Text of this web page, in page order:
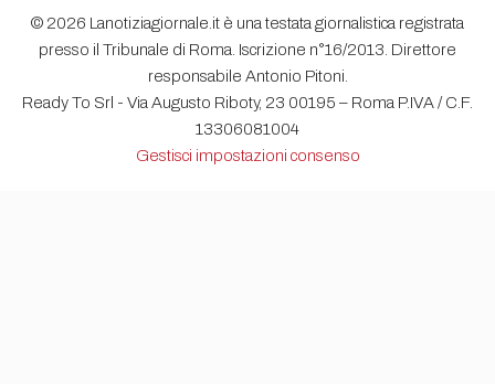
© 2026 Lanotiziagiornale.it è una testata giornalistica registrata
presso il Tribunale di Roma. Iscrizione n°16/2013. Direttore
responsabile Antonio Pitoni.
Ready To Srl - Via Augusto Riboty, 23 00195 – Roma P.IVA / C.F.
13306081004
Gestisci impostazioni consenso